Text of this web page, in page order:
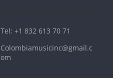
Tel: +1 832 613 70 71
Colombiamusicinc@gmail.c
om